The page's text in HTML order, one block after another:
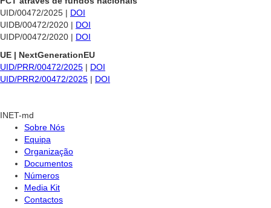
UID/00472/2025 | DOI
UIDB/00472/2020 | DOI
UIDP/00472/2020 | DOI
UE | NextGenerationEU
UID/PRR/00472/2025 | DOI
UID/PRR2/00472/2025 | DOI
INET-md
Sobre Nós
Equipa
Organização
Documentos
Números
Media Kit
Contactos